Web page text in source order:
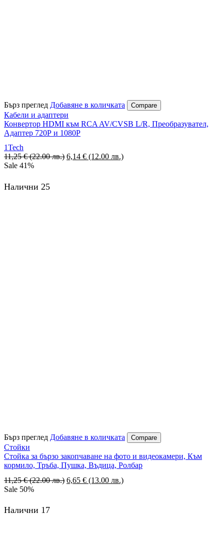
Бърз преглед Добавяне в количката Compare
Кабели и адаптери
Конвертор HDMI към RCA AV/CVSB L/R, Преобразувател,
Адаптер 720Р и 1080Р
1Tech
11,25€ (22.00 лв.) 6,14 € (12.00 лв.)
Sale 41%
Налични 25
Бърз преглед Добавяне в количката Compare
Стойки
Стойка за бързо закопчаване на фото и видеокамери, Към
кормило, Тръба, Пушка, Въдица, Ролбар
11,25€ (22.00 лв.) 6,65 € (13.00 лв.)
Sale 50%
Налични 17